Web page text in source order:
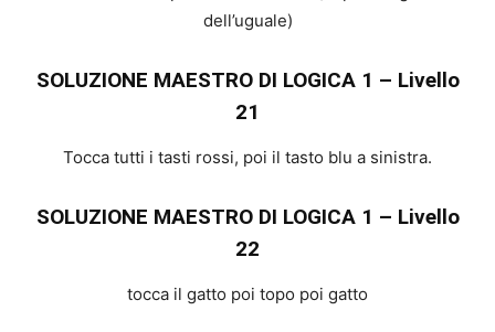
dell’uguale)
SOLUZIONE MAESTRO DI LOGICA 1 – Livello
21
Tocca tutti i tasti rossi, poi il tasto blu a sinistra.
SOLUZIONE MAESTRO DI LOGICA 1 – Livello
22
tocca il gatto poi topo poi gatto